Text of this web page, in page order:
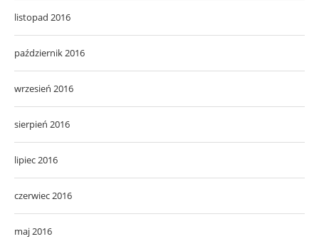
listopad 2016
październik 2016
wrzesień 2016
sierpień 2016
lipiec 2016
czerwiec 2016
maj 2016